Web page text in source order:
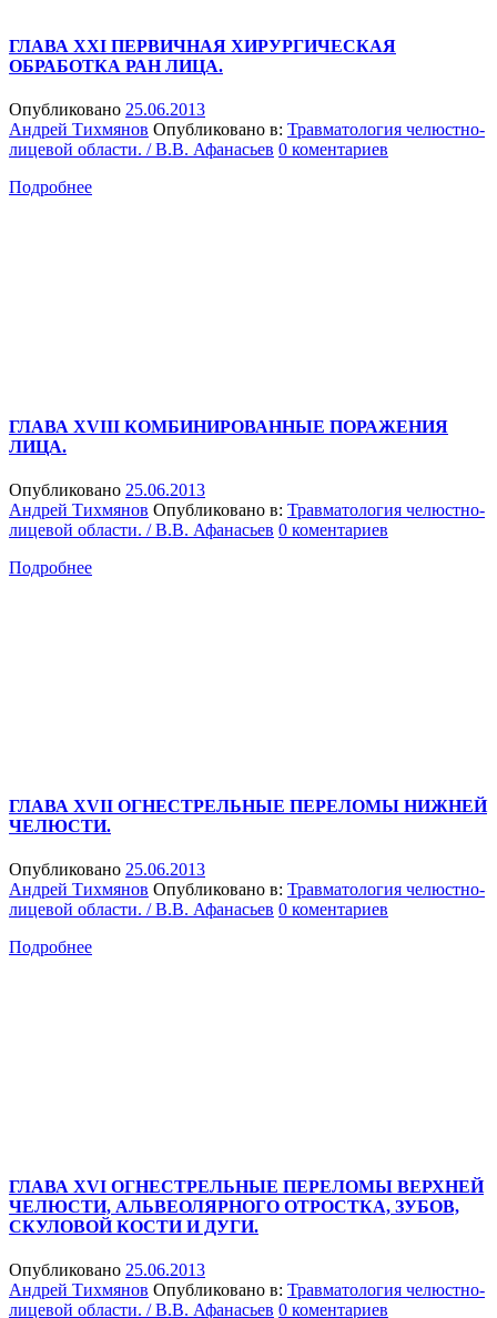
ГЛАВА XXI ПЕРВИЧНАЯ ХИРУРГИЧЕСКАЯ
ОБРАБОТКА РАН ЛИЦА.
Опубликовано 25.06.2013
Андрей Тихмянов Опубликовано в: Травматология челюстно-
лицевой области. / В.В. Афанасьев 0 коментариев
Подробнее
ГЛАВА XVIII КОМБИНИРОВАННЫЕ ПОРАЖЕНИЯ
ЛИЦА.
Опубликовано 25.06.2013
Андрей Тихмянов Опубликовано в: Травматология челюстно-
лицевой области. / В.В. Афанасьев 0 коментариев
Подробнее
ГЛАВА XVII ОГНЕСТРЕЛЬНЫЕ ПЕРЕЛОМЫ НИЖНЕЙ
ЧЕЛЮСТИ.
Опубликовано 25.06.2013
Андрей Тихмянов Опубликовано в: Травматология челюстно-
лицевой области. / В.В. Афанасьев 0 коментариев
Подробнее
ГЛАВА XVI ОГНЕСТРЕЛЬНЫЕ ПЕРЕЛОМЫ ВЕРХНЕЙ
ЧЕЛЮСТИ, АЛЬВЕОЛЯРНОГО ОТРОСТКА, ЗУБОВ,
СКУЛОВОЙ КОСТИ И ДУГИ.
Опубликовано 25.06.2013
Андрей Тихмянов Опубликовано в: Травматология челюстно-
лицевой области. / В.В. Афанасьев 0 коментариев